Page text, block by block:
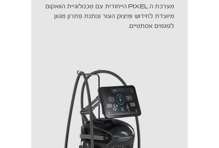
מערכת הPIXEL הייחודית עם טכנולוגיית הוואקום
מיועדת לחידוש ומיצוק העור ונותנת פתרון מגוון
לפגמים אסתטיים.